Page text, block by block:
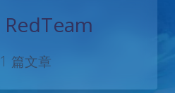
RedTeam
1 篇文章